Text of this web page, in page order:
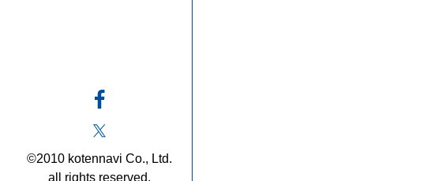
©2010 kotennavi Co., Ltd.
all rights reserved.